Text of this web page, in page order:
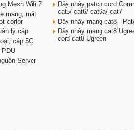
3m tiết
cho PDU
Mesh Wifi 7
mạng, mặt
corlor
lý cáp
cáp 5C
PDU
Server
Dây nhảy patch cord
cat5/ cat6/ cat6a/ cat7
Dây nhảy mạng cat8 -
Dây nhảy mạng cat8
cord cat8 Ugreen